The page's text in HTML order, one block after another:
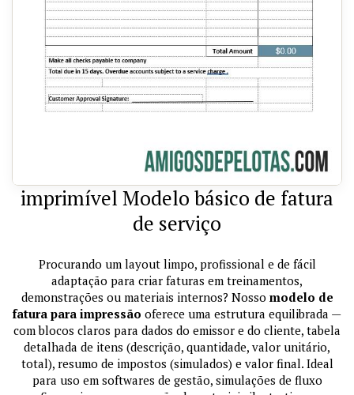
imprimível Modelo básico de fatura
de serviço
Procurando um layout limpo, profissional e de fácil
adaptação para criar faturas em treinamentos,
demonstrações ou materiais internos? Nosso modelo de
fatura para impressão oferece uma estrutura equilibrada —
com blocos claros para dados do emissor e do cliente, tabela
detalhada de itens (descrição, quantidade, valor unitário,
total), resumo de impostos (simulados) e valor final. Ideal
para uso em softwares de gestão, simulações de fluxo